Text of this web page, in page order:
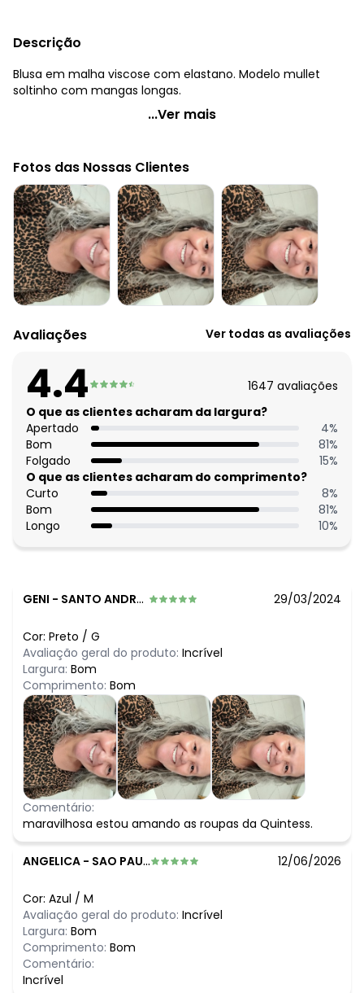
Descrição
Blusa em malha viscose com elastano. Modelo mullet
soltinho com mangas longas.
Quintess - Blusa Preta Modelo Mullet com Mangas
Código do produto: 1400182
Modelagem: Solto
Modelo: Mullet
Comprimento da manga: Longa
Decote frente: Redondo
Decote costas: Redondo
Tecido: Viscose com elastano
Composição: 96% viscose e 4% elastano
...Ver mais
Fotos das Nossas Clientes
Avaliações Ver todas as avaliações
4.4 1647 avaliações
O que as clientes acharam da largura?
Apertado
4%
Bom
81%
Folgado
15%
O que as clientes acharam do comprimento?
Curto
8%
Bom
81%
Longo
10%
GENI - SANTO ANDRE - SP 29/03/2024
Cor: Preto / G
Avaliação geral do produto: Incrível
Largura: Bom
Comprimento: Bom
Comentário:
maravilhosa estou amando as roupas da Quintess.
ANGELICA - SAO PAULO - SP 12/06/2026
Cor: Azul / M
Avaliação geral do produto: Incrível
Largura: Bom
Comprimento: Bom
Comentário:
Incrível